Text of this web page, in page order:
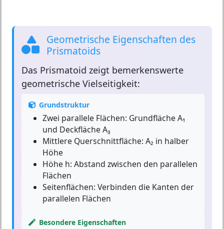
Geometrische Eigenschaften des
Prismatoids
Das Prismatoid zeigt bemerkenswerte
geometrische Vielseitigkeit:
Grundstruktur
Zwei parallele Flächen: Grundfläche A₁
und Deckfläche A₃
Mittlere Querschnittfläche: A₂ in halber
Höhe
Höhe h: Abstand zwischen den parallelen
Flächen
Seitenflächen: Verbinden die Kanten der
parallelen Flächen
Besondere Eigenschaften